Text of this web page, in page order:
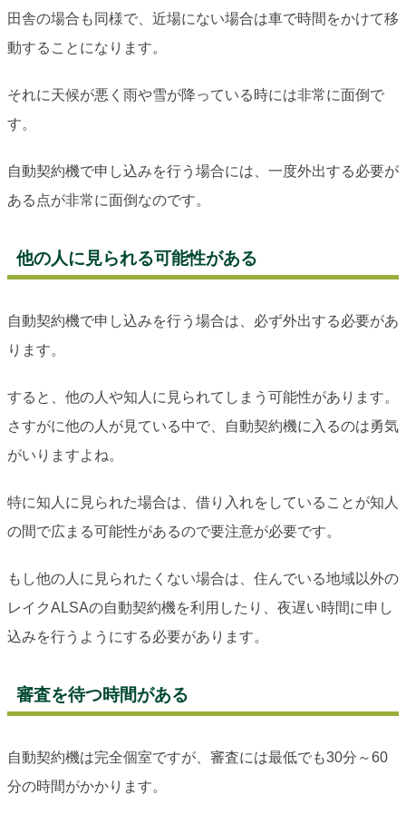
田舎の場合も同様で、近場にない場合は車で時間をかけて移
動することになります。
それに天候が悪く雨や雪が降っている時には非常に面倒で
す。
自動契約機で申し込みを行う場合には、一度外出する必要が
ある点が非常に面倒なのです。
他の人に見られる可能性がある
自動契約機で申し込みを行う場合は、必ず外出する必要があ
ります。
すると、他の人や知人に見られてしまう可能性があります。
さすがに他の人が見ている中で、自動契約機に入るのは勇気
がいりますよね。
特に知人に見られた場合は、借り入れをしていることが知人
の間で広まる可能性があるので要注意が必要です。
もし他の人に見られたくない場合は、住んでいる地域以外の
レイクALSAの自動契約機を利用したり、夜遅い時間に申し
込みを行うようにする必要があります。
審査を待つ時間がある
自動契約機は完全個室ですが、審査には最低でも30分～60
分の時間がかかります。